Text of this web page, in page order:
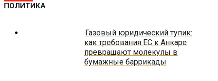
ПОЛИТИКА
Газовый юридический тупик:
как требования ЕС к Анкаре
превращают молекулы в
бумажные баррикады